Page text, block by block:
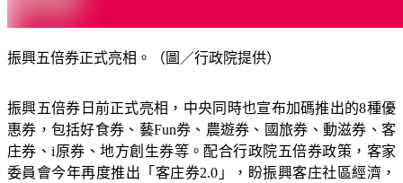
振興五倍券正式亮相。（圖／行政院提供）
振興五倍券日前正式亮相，中央同時也宣布加碼推出的8種優
惠券，包括好食券、藝Fun券、農遊券、國旅券、動滋券、客
庄券、i原券、地方創生券等。配合行政院五倍券政策，客家
委員會今年再度推出「客庄券2.0」，盼振興客庄社區經濟，